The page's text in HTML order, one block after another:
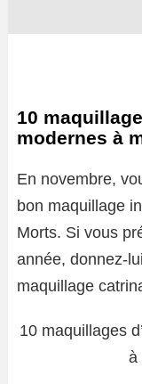
10
modernes à
En novembre,
bon maquillage
Morts. Si vous
année, donnez-
maquillage
10 maquillages
à